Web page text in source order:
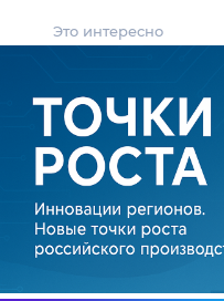
Это интересно